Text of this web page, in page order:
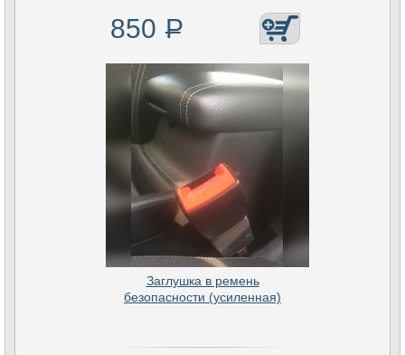
850 Р
Заглушка в ремень
безопасности (усиленная)